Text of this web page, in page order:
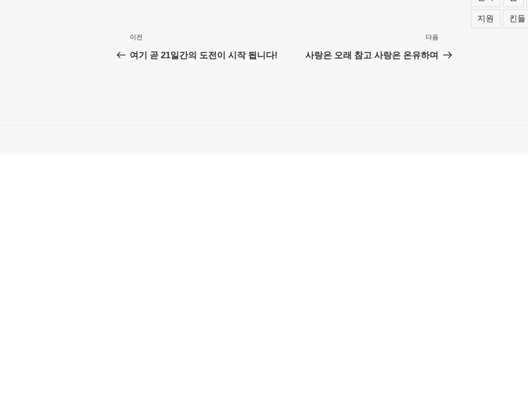
글
탐
이
전
이전
여기 곧 21일간의 도전이 시작 됩니다!
다
음
다음
사랑은 오래 참고 사랑은 온유하며
지원 킨들